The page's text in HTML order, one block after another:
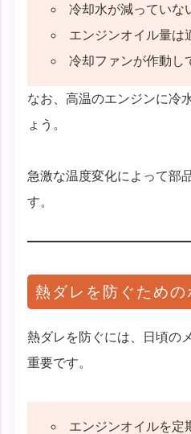
冷却水が減っていな
エンジンオイル量は
冷却ファンが作動し
なお、高温のエンジンに冷
ょう。
急激な温度変化によって部
す。
熱ダレを防ぐための
熱ダレを防ぐには、日頃の
重要です。
エンジンオイルを定